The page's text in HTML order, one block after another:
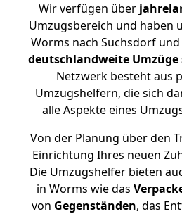
Wir verfügen über
Umzugsbereich und haben
Worms nach Suchsdorf
deutschlandweite
Netzwerk besteht aus
Umzugshelfern, die sich
alle Aspekte eines
Von der Planung über den
Einrichtung Ihres neuen
Die Umzugshelfer bieten
in Worms wie das
von Gegenständen, das